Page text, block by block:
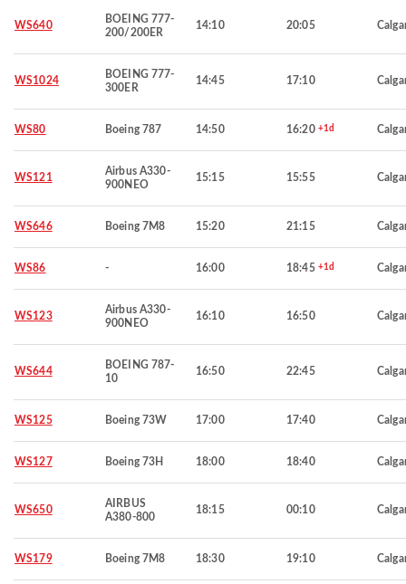
WS640
BOEING 777-
200/200ER
14:10 20:05
WS1024
BOEING 777-
300ER
14:45 17:10
WS80 Boeing 787 14:50 16:20 +1d
WS121
Airbus A330-
900NEO
15:15 15:55
WS646 Boeing 7M8 15:20 21:15
WS86 - 16:00 18:45 +1d
WS123
Airbus A330-
900NEO
16:10 16:50
WS644
BOEING 787-
10
16:50 22:45
WS125 Boeing 73W 17:00 17:40
WS127 Boeing 73H 18:00 18:40
WS650
AIRBUS
A380-800
18:15 00:10
WS179 Boeing 7M8 18:30 19:10